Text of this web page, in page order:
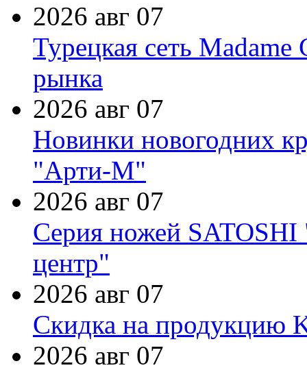
2026 авг 07
Турецкая сеть Madame
рынка
2026 авг 07
Новинки новогодних
"Арти-М"
2026 авг 07
Серия ножей
центр"
2026 авг 07
Скидка на продукцию
2026 авг 07